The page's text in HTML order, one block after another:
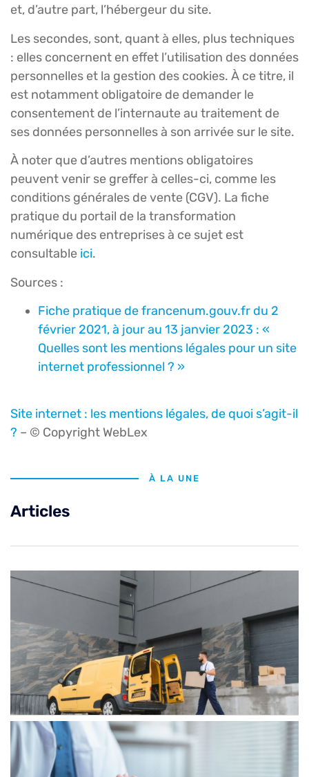
et, d’autre part, l’hébergeur du site.
Les secondes, sont, quant à elles, plus techniques
: elles concernent en effet l’utilisation des données
personnelles et la gestion des cookies. À ce titre, il
est notamment obligatoire de demander le
consentement de l’internaute au traitement de
ses données personnelles à son arrivée sur le site.
À noter que d’autres mentions obligatoires
peuvent venir se greffer à celles-ci, comme les
conditions générales de vente (CGV). La fiche
pratique du portail de la transformation
numérique des entreprises à ce sujet est
consultable ici.
Sources :
Fiche pratique de francenum.gouv.fr du 2
février 2021, à jour au 13 janvier 2023 : «
Quelles sont les mentions légales pour un site
internet professionnel ? »
Site internet : les mentions légales, de quoi s’agit-il
? – © Copyright WebLex
À LA UNE
Articles